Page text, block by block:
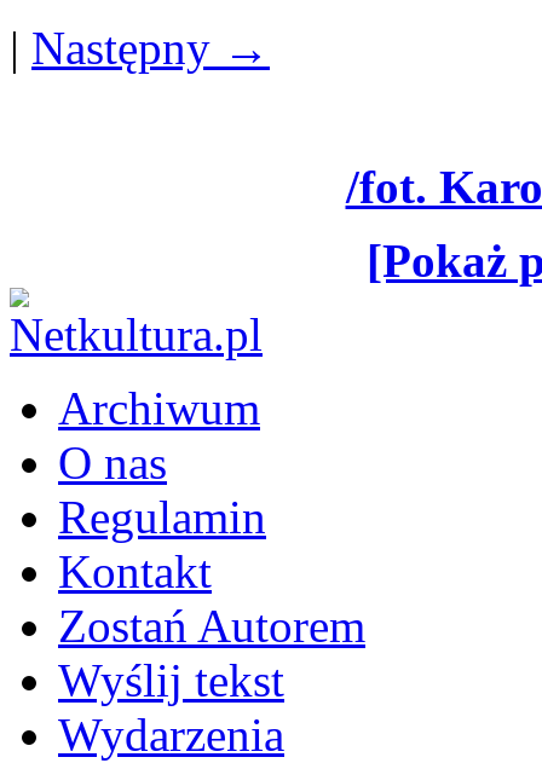
| Następny →
/fot.
[Pokaż
Archiwum
O nas
Regulamin
Kontakt
Zostań Autorem
Wyślij tekst
Wydarzenia